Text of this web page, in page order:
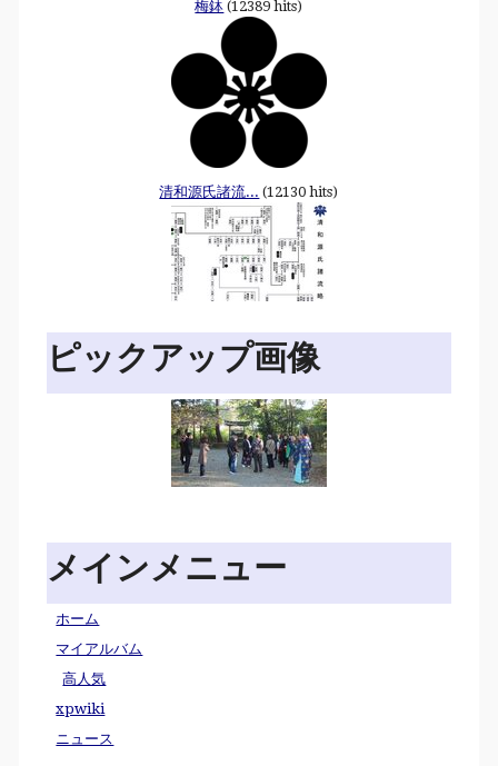
梅鉢 (12389 hits)
清和源氏諸流... (12130 hits)
ピックアップ画像
メインメニュー
ホーム
マイアルバム
高人気
xpwiki
ニュース